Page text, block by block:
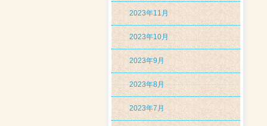
2023年11月
2023年10月
2023年9月
2023年8月
2023年7月